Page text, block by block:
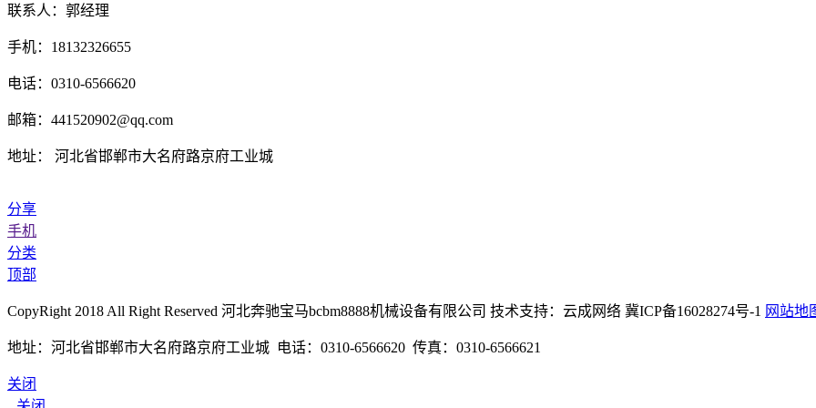
联系人：郭经理
手机：18132326655
电话：0310-6566620
邮箱：441520902@qq.com
地址： 河北省邯郸市大名府路京府工业城
分享
手机
分类
顶部
CopyRight 2018 All Right Reserved 河北奔驰宝马bcbm8888机械设备有限公司 技术支持：云成网络 冀ICP备16028274号-1 网站地
地址：河北省邯郸市大名府路京府工业城 电话：0310-6566620 传真：0310-6566621
关闭